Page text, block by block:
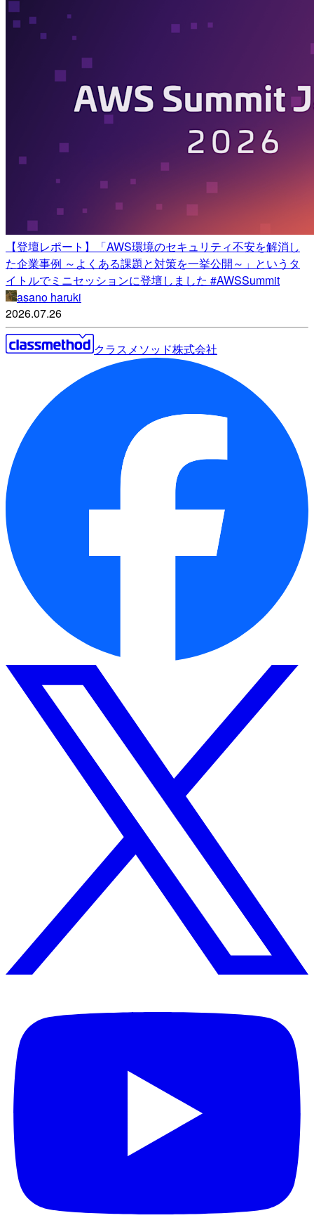
【登壇レポート】「AWS環境のセキュリティ不安を解消し
た企業事例 ～よくある課題と対策を一挙公開～」というタ
イトルでミニセッションに登壇しました #AWSSummit
asano haruki
2026.07.26
クラスメソッド株式会社